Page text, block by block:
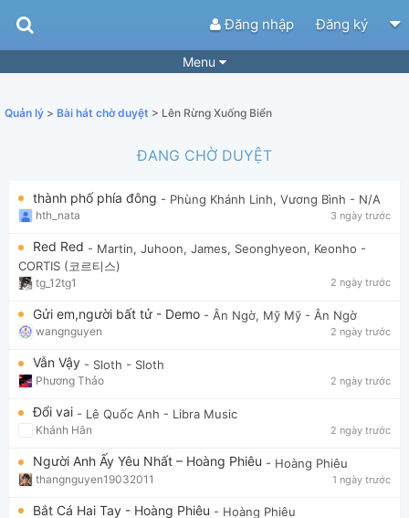
Đăng nhập Đăng ký
Menu
Tìm theo hợp âm Tải ứng dụng
Khóa học
Tắt quảng cáo
Quản lý > Bài hát chờ duyệt > Lên Rừng Xuống Biển
ĐANG CHỜ DUYỆT
thành phố phía đông - Phùng Khánh Linh, Vương Bình - N/A
hth_nata 3 ngày trước
Red Red - Martin, Juhoon, James, Seonghyeon, Keonho -
CORTIS (코르티스)
tg_12tg1 2 ngày trước
Gửi em,người bất tử - Demo - Ân Ngờ, Mỹ Mỹ - Ân Ngờ
wangnguyen 2 ngày trước
Vẫn Vậy - Sloth - Sloth
Phương Thảo 2 ngày trước
Đổi vai - Lê Quốc Anh - Libra Music
Khánh Hân 2 ngày trước
Người Anh Ấy Yêu Nhất – Hoàng Phiêu - Hoàng Phiêu
thangnguyen19032011 1 ngày trước
Bắt Cá Hai Tay - Hoàng Phiêu - Hoàng Phiêu